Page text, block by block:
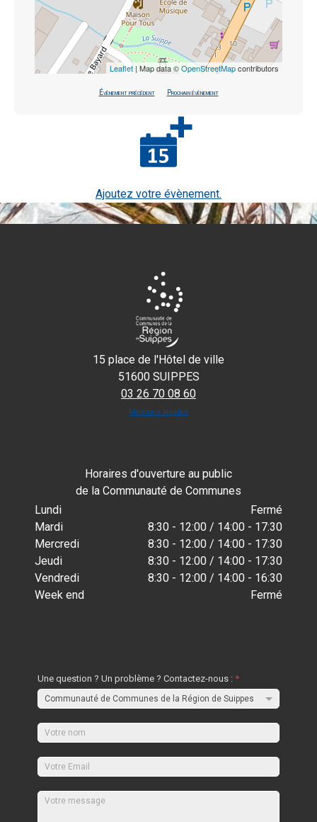
Leaflet| Map data ©OpenStreetMapcontributors
Évènement précédent Prochain évènement
Ajoutez votre évènement.
15 place de l'Hôtel de ville
51600 SUIPPES
03 26 70 08 60
Mentions légales
Horaires d'ouverture au public
de la Communauté de Communes
Lundi
Fermé
Mardi
8:30 - 12:00 / 14:00 - 17:30
Mercredi
8:30 - 12:00 / 14:00 - 17:30
Jeudi
8:30 - 12:00 / 14:00 - 17:30
Vendredi
8:30 - 12:00 / 14:00 - 16:30
Week end
Fermé
Une question ? Un problème ? Contactez-nous :*